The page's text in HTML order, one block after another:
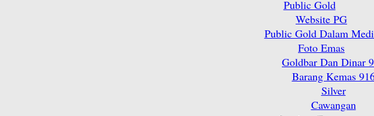
Public Gold
Website PG
Public Gold Dalam
Foto Emas
Goldbar Dan Dinar
Barang Kemas
Silver
Cawangan